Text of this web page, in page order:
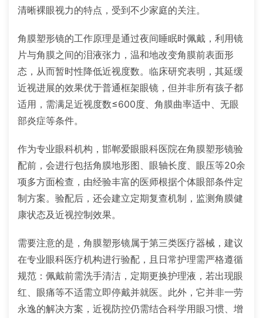
清晰裸眼视力的特点，受到不少家庭的关注。
角膜塑形镜的工作原理是通过夜间睡眠时佩戴，利用镜
片与角膜之间的泪液张力，温和地改变角膜前表面形
态，从而暂时性降低近视度数。临床研究表明，其延缓
近视进展的效果优于普通框架眼镜，但并非所有孩子都
适用，需满足近视度数≤600度、角膜曲率适中、无眼
部炎症等条件。
作为专业眼科机构，邯郸爱眼眼科医院在角膜塑形镜验
配前，会进行包括角膜地形图、眼轴长度、眼压等20余
项多方面检查，由经验丰富的医师根据个体眼部条件定
制方案。验配后，还会建立定期复查机制，监测角膜健
康状态及近视控制效果。
需要注意的是，角膜塑形镜属于第三类医疗器械，建议
在专业眼科医疗机构进行验配，且日常护理需严格遵循
规范：佩戴前需洗手清洁，定期更换护理液，若出现眼
红、眼痛等不适需立即停戴并就医。此外，它并非一劳
永逸的解决方案，近视防控仍需结合科学用眼习惯、增